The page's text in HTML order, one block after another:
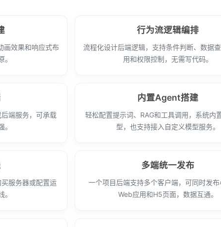
画效果和响应式布
行为流逻辑编排
流程化设计后端逻辑，支持条件判断、数据
用和权限控制，无需写代码。
端服务，可承载
内置Agent搭建
轻松配置提示词、RAG和工具调用，系统内
型，也支持接入自定义模型服务。
服务器或配置运
多端统一发布
一个项目后端支持多个客户端，可同时发布
Web应用和H5页面，数据互通。